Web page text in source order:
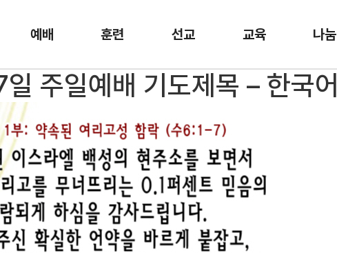
예배 훈련 선교 교육 나눔
주일예배 기도제목 – 한국어